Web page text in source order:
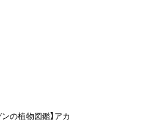
の植物図鑑】アカ